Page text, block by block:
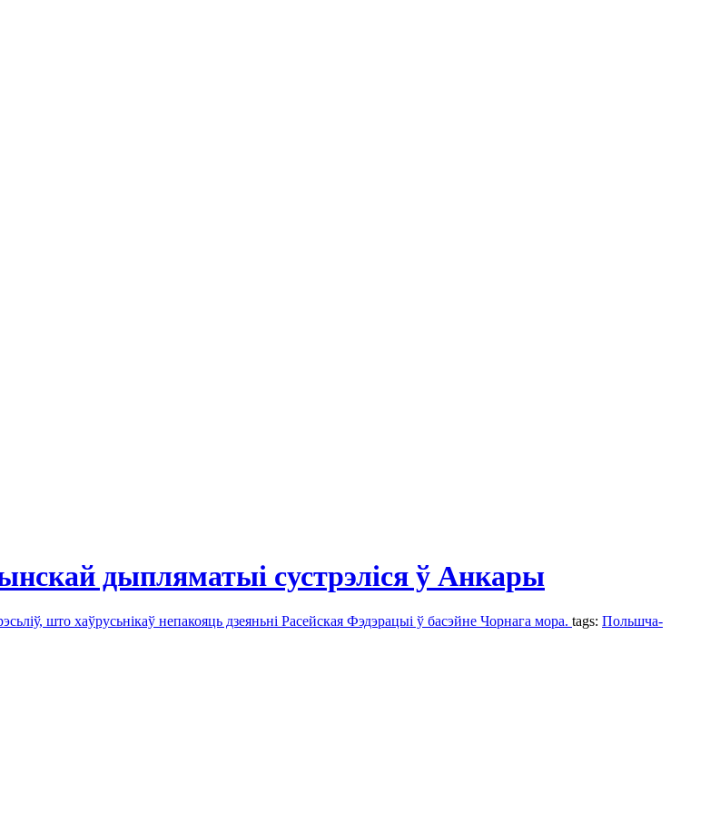
дыпляматыі сустрэліся ў Анкары
што хаўрусьнікаў непакояць дзеяньні Расейская Фэдэрацыі ў басэйне Чорнага мора. tags: Польшча-